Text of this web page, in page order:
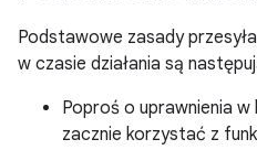
Podstawowe zasady
w czasie działania są
Poproś o uprawnienia
zacznie korzystać z